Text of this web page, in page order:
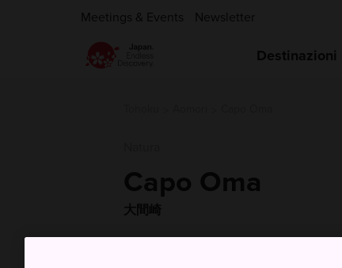
Meetings & Events Newsletter
Destinazioni
Capo Oma
大間崎